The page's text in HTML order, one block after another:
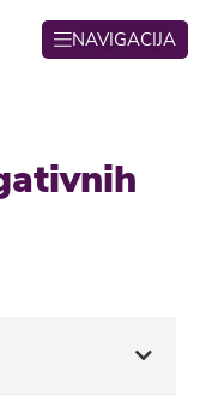
NAVIGACIJA